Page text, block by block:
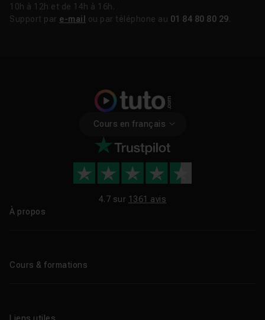
10h à 12h et de 14h à 16h.
Support par e-mail ou par téléphone au 01 84 80 80 29
Cours en français
4.7 sur 1361 avis
À propos
Cours & formations